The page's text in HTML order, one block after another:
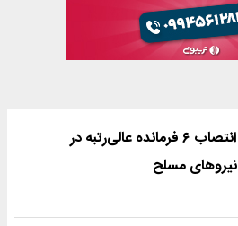
انتصاب ۶ فرمانده عالی‌رتبه در
نیروهای مسلح